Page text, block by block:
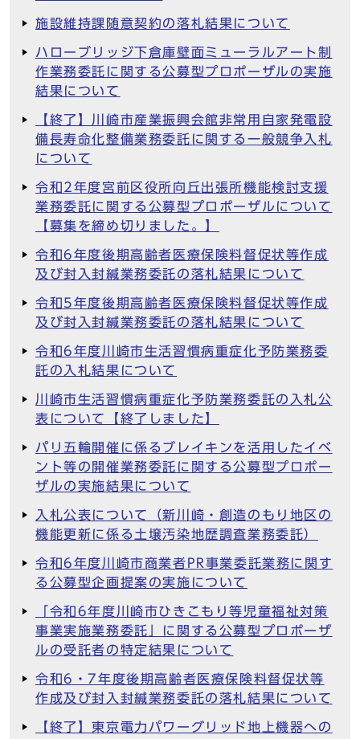
施設維持課随意契約の落札結果について
ハローブリッジ下倉庫壁面ミューラルアート制
作業務委託に関する公募型プロポーザルの実施
結果について
【終了】川崎市産業振興会館非常用自家発電設
備長寿命化整備業務委託に関する一般競争入札
について
令和2年度宮前区役所向丘出張所機能検討支援
業務委託に関する公募型プロポーザルについて
【募集を締め切りました。】
令和6年度後期高齢者医療保険料督促状等作成
及び封入封緘業務委託の落札結果について
令和5年度後期高齢者医療保険料督促状等作成
及び封入封緘業務委託の落札結果について
令和6年度川崎市生活習慣病重症化予防業務委
託の入札結果について
川崎市生活習慣病重症化予防業務委託の入札公
表について【終了しました】
パリ五輪開催に係るブレイキンを活用したイベ
ント等の開催業務委託に関する公募型プロポー
ザルの実施結果について
入札公表について（新川崎・創造のもり地区の
機能更新に係る土壌汚染地歴調査業務委託）
令和6年度川崎市商業者PR事業委託業務に関す
る公募型企画提案の実施について
「令和6年度川崎市ひきこもり等児童福祉対策
事業実施業務委託」に関する公募型プロポーザ
ルの受託者の特定結果について
令和6・7年度後期高齢者医療保険料督促状等
作成及び封入封緘業務委託の落札結果について
【終了】東京電力パワーグリッド地上機器への